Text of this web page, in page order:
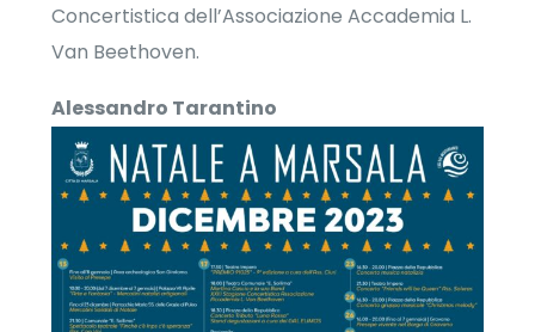
Concertistica dell’Associazione Accademia L.
Van Beethoven.
Alessandro Tarantino